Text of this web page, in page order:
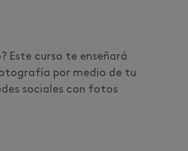
Este curso te enseñará
por medio de tu
sociales con fotos